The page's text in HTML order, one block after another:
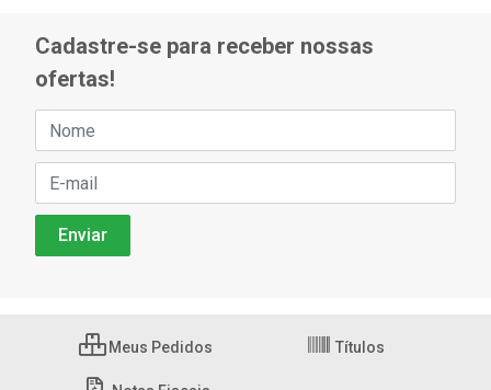
Cadastre-se para receber nossas
ofertas!
Meus Pedidos Títulos